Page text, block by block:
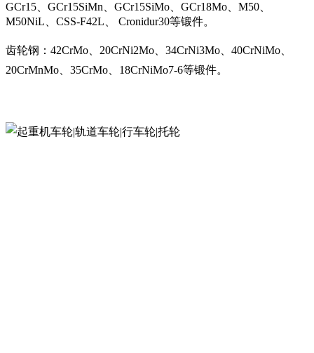
GCr15、GCr15SiMn、GCr15SiMo、GCr18Mo、M50、
M50NiL、CSS-F42L、 Cronidur30等锻件。
齿轮钢：42CrMo、20CrNi2Mo、34CrNi3Mo、40CrNiMo、
20CrMnMo、35CrMo、18CrNiMo7-6等锻件。